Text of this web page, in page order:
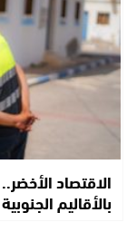
الاقتصاد
بالأقاليم الجنوبية